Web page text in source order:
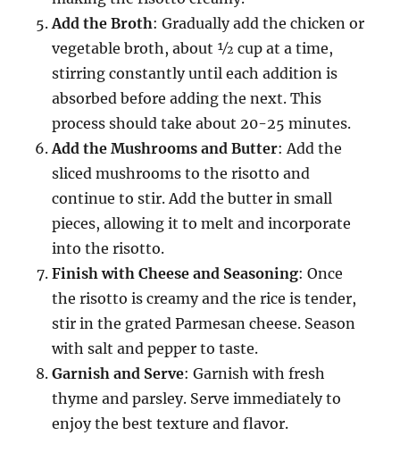
Add the Broth: Gradually add the chicken or
vegetable broth, about ½ cup at a time,
stirring constantly until each addition is
absorbed before adding the next. This
process should take about 20-25 minutes.
Add the Mushrooms and Butter: Add the
sliced mushrooms to the risotto and
continue to stir. Add the butter in small
pieces, allowing it to melt and incorporate
into the risotto.
Finish with Cheese and Seasoning: Once
the risotto is creamy and the rice is tender,
stir in the grated Parmesan cheese. Season
with salt and pepper to taste.
Garnish and Serve: Garnish with fresh
thyme and parsley. Serve immediately to
enjoy the best texture and flavor.